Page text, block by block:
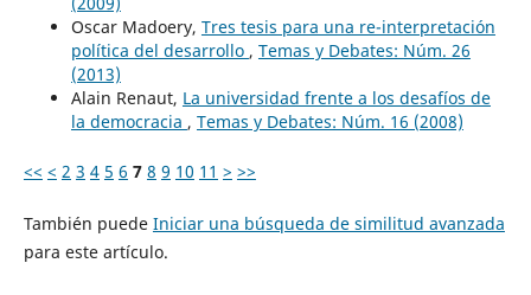
Oscar Madoery, Tres tesis para una re-interpretación
política del desarrollo , Temas y Debates: Núm. 26
(2013)
Alain Renaut, La universidad frente a los desafíos de
la democracia , Temas y Debates: Núm. 16 (2008)
<< < 2 3 4 5 6 7 8 9 10 11 > >>
También puede Iniciar una búsqueda de similitud avanzada
para este artículo.